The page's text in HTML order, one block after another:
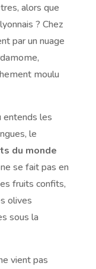
alors que
? Chez
par un nuage
moulu
entends les
le
du monde
se fait pas en
fruits confits,
olives
sous la
vient pas